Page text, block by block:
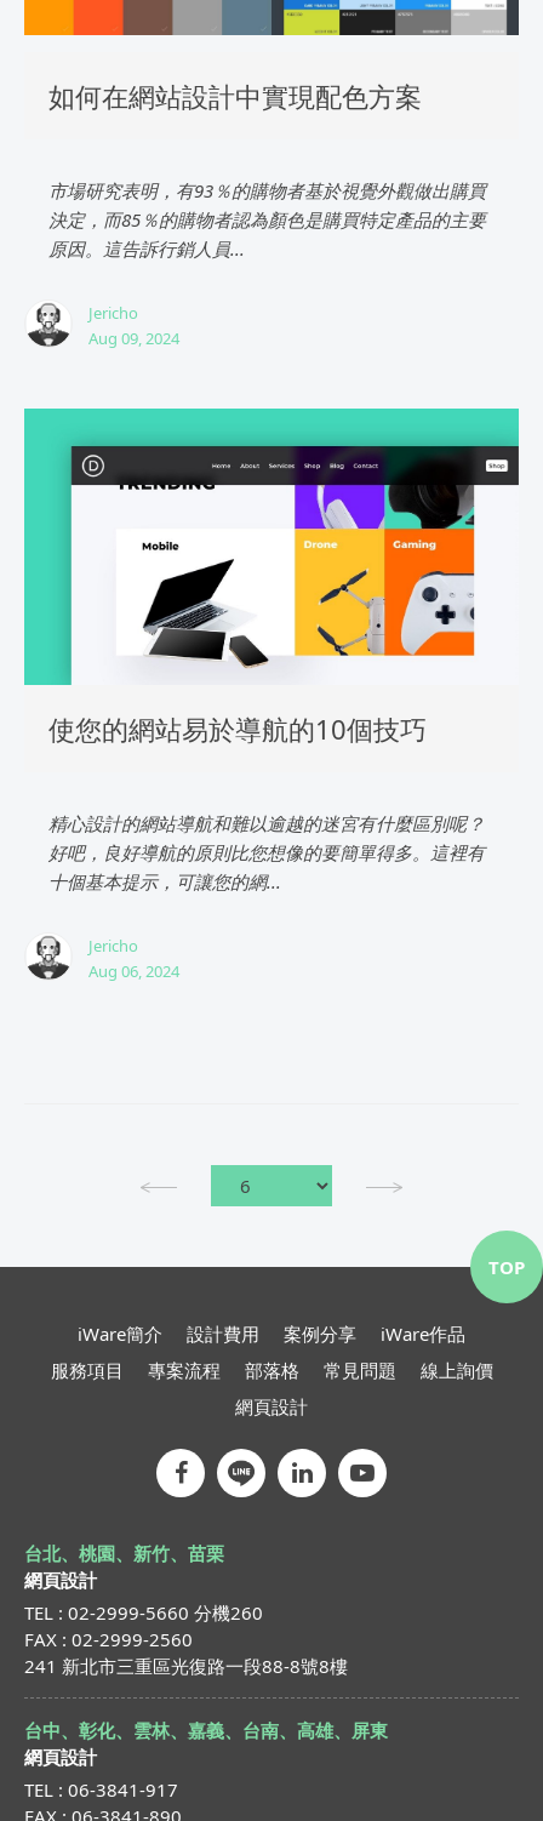
如何在網站設計中實現配色方案
市場研究表明，有93％的購物者基於視覺外觀做出購買
決定，而85％的購物者認為顏色是購買特定產品的主要
原因。這告訴行銷人員...
Jericho
Aug 09, 2024
使您的網站易於導航的10個技巧
精心設計的網站導航和難以逾越的迷宮有什麼區別呢？
好吧，良好導航的原則比您想像的要簡單得多。這裡有
十個基本提示，可讓您的網...
Jericho
Aug 06, 2024
iWare簡介 設計費用 案例分享
iWare作品
服務項目
專案流程 部落格 常見問題
線上詢價
網頁設計
台北、桃園、新竹、苗栗
網頁設計
TEL : 02-2999-5660 分機260
FAX : 02-2999-2560
241 新北市三重區光復路一段88-8號8樓
台中、彰化、雲林、嘉義、台南、高雄、屏東
網頁設計
TEL : 06-3841-917
TOP